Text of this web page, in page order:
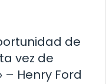
de
vez de
Henry Ford